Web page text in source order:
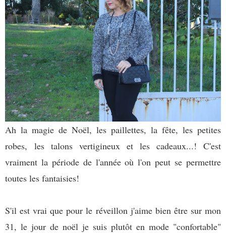
Ah la magie de Noël, les paillettes, la fête, les petites
robes, les talons vertigineux et les cadeaux...! C'est
vraiment la période de l'année où l'on peut se permettre
toutes les fantaisies!
S'il est vrai que pour le réveillon j'aime bien être sur mon
31, le jour de noël je suis plutôt en mode "confortable"